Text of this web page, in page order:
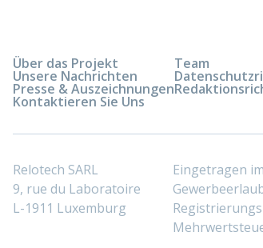
Über das Projekt
Unsere Nachrichten
Presse & Auszeichnungen
Kontaktieren Sie Uns
Team
Relotech SARL
9, rue du Laboratoire
L-1911 Luxemburg
Eingetragen